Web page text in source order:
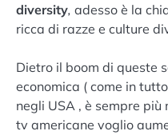
diversity, adesso è la
ricca di razze e culture
Dietro il boom di queste
economica ( come in
negli USA , è sempre più
tv americane voglio